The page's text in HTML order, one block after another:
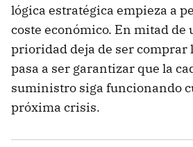
lógica estratégica empieza a
coste económico. En mitad de
prioridad deja de ser comprar
pasa a ser garantizar que la
suministro siga funcionando
próxima crisis.